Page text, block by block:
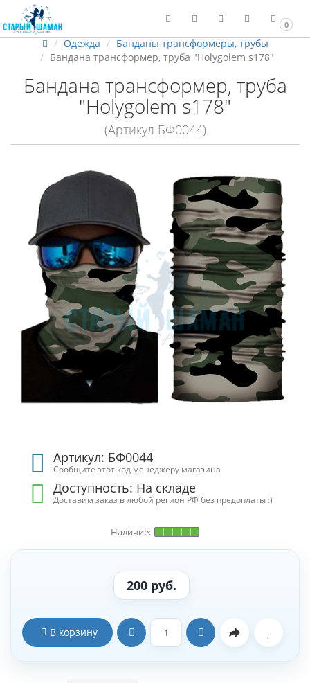
0
Одежда
Банданы трансформеры, трубы
Бандана трансформер, труба "Holygolem s178"
Бандана трансформер, труба
"Holygolem s178"
(Артикул БФ0044)
Артикул: БФ0044
Сообщите этот код менеджеру магазина
Доступность: На складе
Доставим заказ в любой регион РФ без предоплаты :)
200 руб.
В корзину